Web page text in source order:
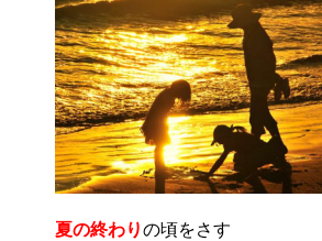
夏の終わりの頃をさす